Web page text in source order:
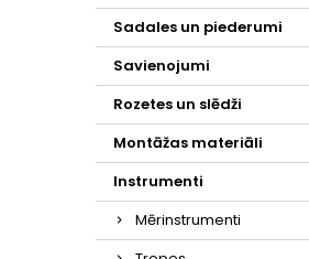
Sadales un piederumi
Savienojumi
Rozetes un slēdži
Montāžas materiāli
Instrumenti
Mērinstrumenti